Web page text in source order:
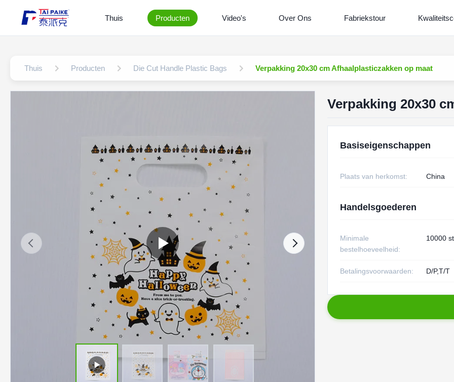
Thuis Producten Video's Over Ons Fabriekstour
Thuis Producten Die Cut Handle Plastic Bags Verpakking 20x30 cm Afhaalplasticzakken op maat
Verpakking 20x30
Basiseigenschappen
Plaats van herkomst: China
Handelsgoederen
Minimale
bestelhoeveelheid:
10000
Betalingsvoorwaarden: D/P,T/T